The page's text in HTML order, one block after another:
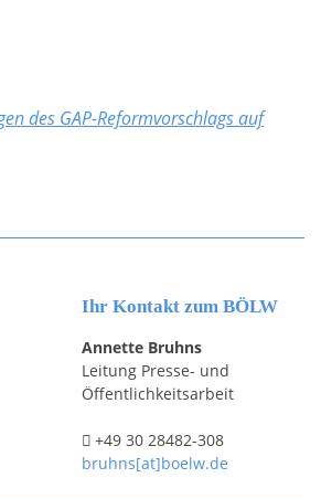
des GAP-Reformvorschlags auf
Ihr Kontakt zum BÖLW
Annette Bruhns
Leitung Presse- und
Öffentlichkeitsarbeit
+49 30 28482-308
bruhns[at]boelw.de